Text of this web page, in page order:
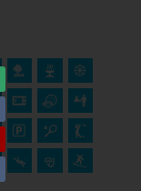
sus vacaciones
(El Arenal y
casa)
de Loreto,
Javea),
arquitectónico